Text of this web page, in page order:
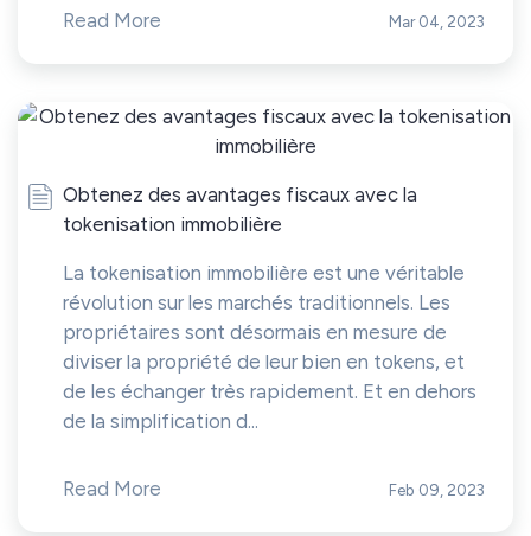
Read More Mar 04, 2023
Obtenez des avantages fiscaux avec la
tokenisation immobilière
La tokenisation immobilière est une véritable
révolution sur les marchés traditionnels. Les
propriétaires sont désormais en mesure de
diviser la propriété de leur bien en tokens, et
de les échanger très rapidement. Et en dehors
de la simplification d...
Read More Feb 09, 2023